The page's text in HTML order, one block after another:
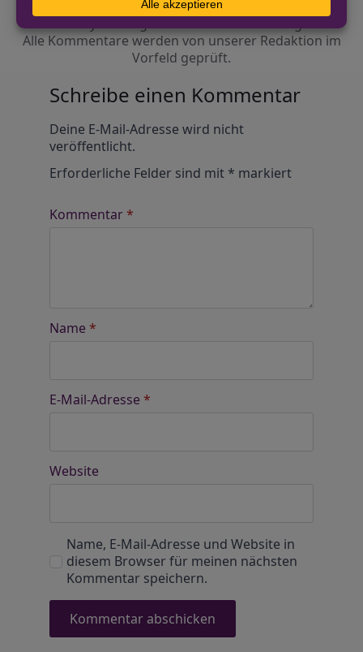
Alle Kommentare werden von unserer Redaktion im
Vorfeld geprüft.
Schreibe einen Kommentar
Deine E-Mail-Adresse wird nicht
veröffentlicht.
Erforderliche Felder sind mit* markiert
Kommentar*
Name *
E-Mail-Adresse *
Website
Name, E-Mail-Adresse und Website in
diesem Browser für meinen nächsten
Kommentar speichern.